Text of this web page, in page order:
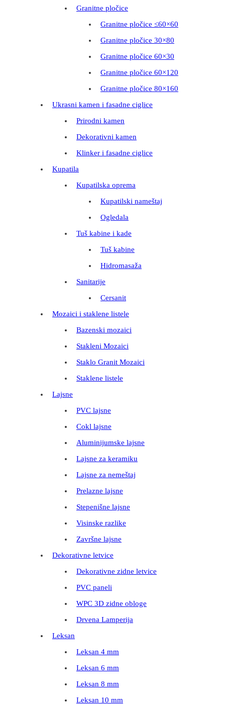
Granitne pločice
Granitne pločice ≤60×60
Granitne pločice 30×80
Granitne pločice 60×30
Granitne pločice 60×120
Granitne pločice 80×160
Ukrasni kamen i fasadne ciglice
Prirodni kamen
Dekorativni kamen
Klinker i fasadne ciglice
Kupatila
Kupatilska oprema
Kupatilski nameštaj
Ogledala
Tuš kabine i kade
Tuš kabine
Hidromasaža
Sanitarije
Cersanit
Mozaici i staklene listele
Bazenski mozaici
Stakleni Mozaici
Staklo Granit Mozaici
Staklene listele
Lajsne
PVC lajsne
Cokl lajsne
Aluminijumske lajsne
Lajsne za keramiku
Lajsne za nemeštaj
Prelazne lajsne
Stepenišne lajsne
Visinske razlike
Završne lajsne
Dekorativne letvice
Dekorativne zidne letvice
PVC paneli
WPC 3D zidne obloge
Drvena Lamperija
Leksan
Leksan 4 mm
Leksan 6 mm
Leksan 8 mm
Leksan 10 mm